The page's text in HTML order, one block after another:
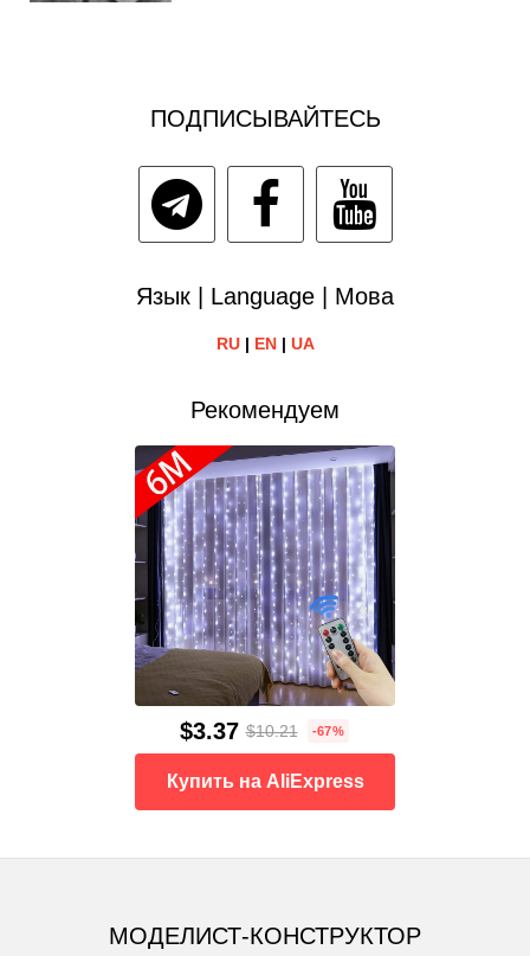
ПОДПИСЫВАЙТЕСЬ
Язык | Language | Мова
RU| EN| UA
Рекомендуем
$3.37 $10.21 -67%
Купить на AliExpress
МОДЕЛИСТ-КОНСТРУКТОР